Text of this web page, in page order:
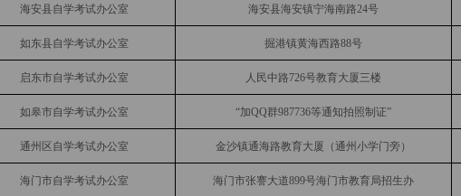
海安县自学考试办公室 海安县海安镇宁海南路24号
如东县自学考试办公室 掘港镇黄海西路88号
启东市自学考试办公室 人民中路726号教育大厦三楼
如皋市自学考试办公室 “加QQ群987736等通知拍照制证”
通州区自学考试办公室 金沙镇通海路教育大厦（通州小学门旁）
海门市自学考试办公室 海门市张謇大道899号海门市教育局招生办